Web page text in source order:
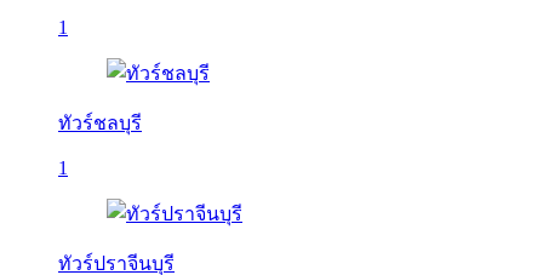
1
ทัวร์ชลบุรี
1
ทัวร์ปราจีนบุรี